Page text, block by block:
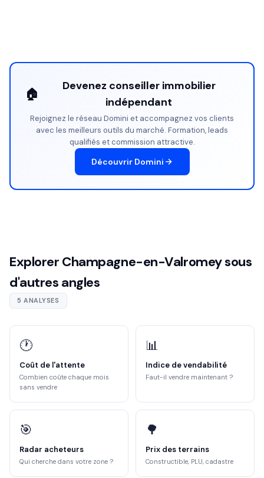
🏠
Devenez conseiller immobilier
indépendant
Rejoignez le réseau Domini et accompagnez vos clients
avec les meilleurs outils du marché. Formation, leads
qualifiés et commission attractive.
Découvrir Domini
Explorer Champagne-en-Valromey sous
d'autres angles
5 ANALYSES
🕐
Coût de l'attente
Combien coûte chaque mois
sans vendre
📊
Indice de vendabilité
Faut-il vendre maintenant ?
🎯
Radar acheteurs
Qui cherche dans votre zone ?
🌳
Prix des terrains
Constructible, PLU, cadastre